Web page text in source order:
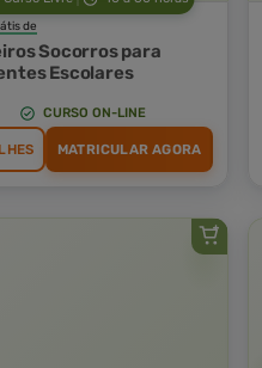
de
Socorros para
Escolares
CURSO ON-LINE
MATRICULAR AGORA